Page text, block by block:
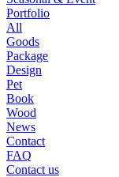
Portfolio
All
Goods
Package
Design
Pet
Book
Wood
News
Contact
FAQ
Contact us